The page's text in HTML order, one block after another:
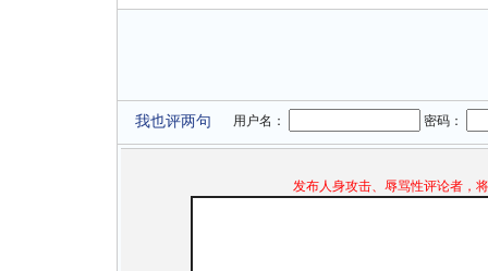
我也评两句 用户名： 密码：
发布人身攻击、辱骂性评论者，